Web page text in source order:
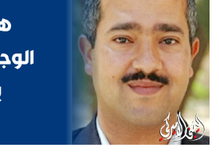
Skip
to
Search